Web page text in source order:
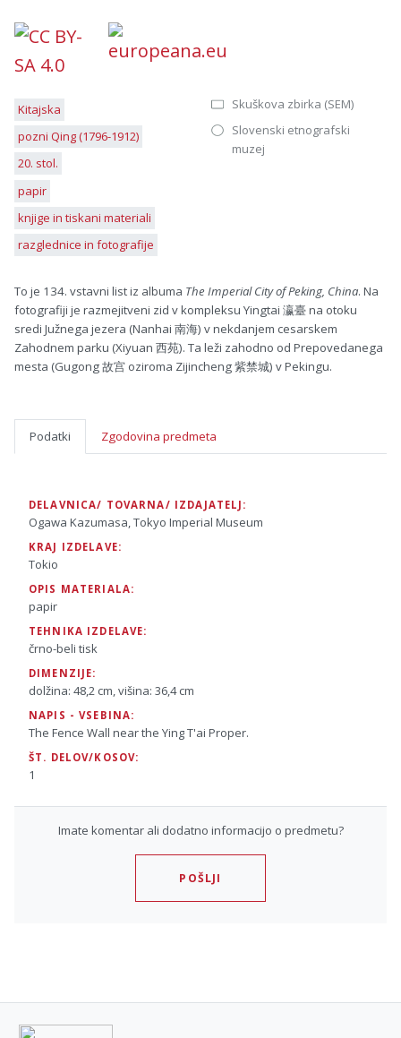
Kitajska
pozni Qing (1796-1912)
20. stol.
papir
knjige in tiskani materiali
razglednice in fotografije
Skuškova zbirka (SEM)
Slovenski etnografski
muzej
To je 134. vstavni list iz albuma The Imperial City of Peking, China. Na
fotografiji je razmejitveni zid v kompleksu Yingtai 瀛臺 na otoku
sredi Južnega jezera (Nanhai 南海) v nekdanjem cesarskem
Zahodnem parku (Xiyuan 西苑). Ta leži zahodno od Prepovedanega
mesta (Gugong 故宫 oziroma Zijincheng 紫禁城) v Pekingu.
Podatki Zgodovina predmeta
DELAVNICA/ TOVARNA/ IZDAJATELJ:
Ogawa Kazumasa, Tokyo Imperial Museum
KRAJ IZDELAVE:
Tokio
OPIS MATERIALA:
papir
TEHNIKA IZDELAVE:
črno-beli tisk
DIMENZIJE:
dolžina: 48,2 cm, višina: 36,4 cm
NAPIS - VSEBINA:
The Fence Wall near the Ying T'ai Proper.
ŠT. DELOV/KOSOV:
1
Imate komentar ali dodatno informacijo o predmetu?
POŠLJI